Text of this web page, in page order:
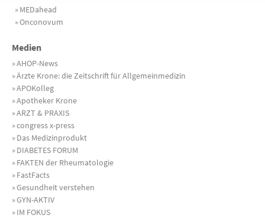
»MEDahead
»Onconovum
Medien
»AHOP-News
»Ärzte Krone: die Zeitschrift für Allgemeinmedizin
»APOKolleg
»Apotheker Krone
»ARZT & PRAXIS
»congress x-press
»Das Medizinprodukt
»DIABETES FORUM
»FAKTEN der Rheumatologie
»FastFacts
»Gesundheit verstehen
»GYN-AKTIV
»IM FOKUS